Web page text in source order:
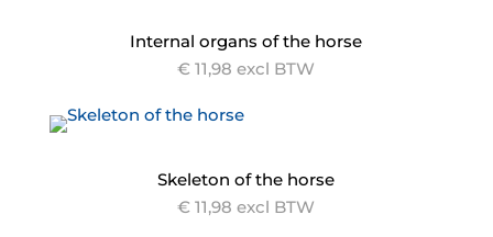
Internal organs of the horse
€ 11,98 excl BTW
Skeleton of the horse
€ 11,98 excl BTW